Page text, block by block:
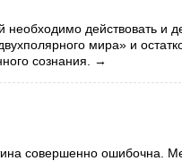
необходимо действовать и
мира» и
сознания →
совершенно ошибочна.